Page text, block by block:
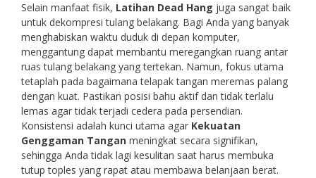
Selain manfaat fisik, Latihan Dead Hang juga sangat baik
untuk dekompresi tulang belakang. Bagi Anda yang banyak
menghabiskan waktu duduk di depan komputer,
menggantung dapat membantu meregangkan ruang antar
ruas tulang belakang yang tertekan. Namun, fokus utama
tetaplah pada bagaimana telapak tangan meremas palang
dengan kuat. Pastikan posisi bahu aktif dan tidak terlalu
lemas agar tidak terjadi cedera pada persendian.
Konsistensi adalah kunci utama agar Kekuatan
Genggaman Tangan meningkat secara signifikan,
sehingga Anda tidak lagi kesulitan saat harus membuka
tutup toples yang rapat atau membawa belanjaan berat.